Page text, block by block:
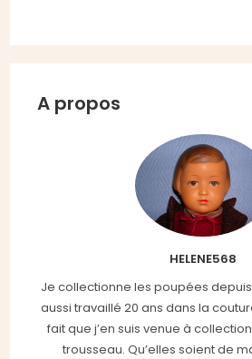
A propos
HELENE568
Je collectionne les poupées depuis
aussi travaillé 20 ans dans la
fait que j’en suis venue à
trousseau. Qu’elles soient de